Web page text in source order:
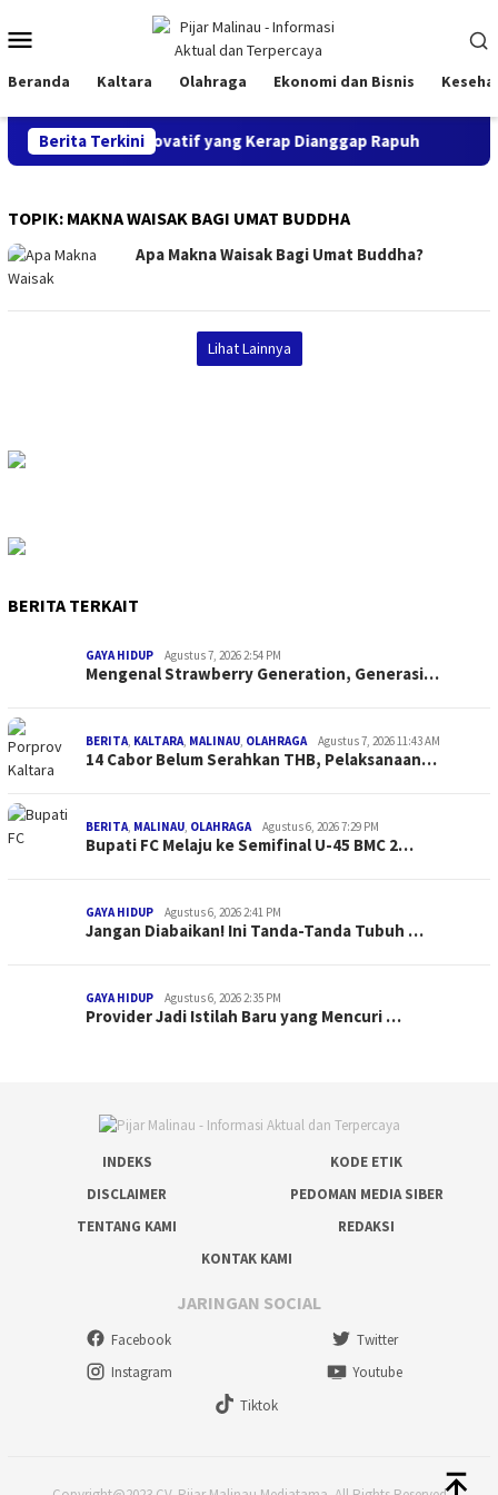
ke
Mobile
Beranda Kaltara Olahraga Ekonomi dan Bisnis
Berita Terkini
Generasi Inovatif yang Kerap Dianggap Rapuh
TOPIK: MAKNA WAISAK BAGI UMAT BUDDHA
Apa Makna Waisak Bagi Umat Buddha?
Lihat Lainnya
BERITA TERKAIT
GAYA HIDUP Agustus 7, 2026 2:54 PM
Mengenal Strawberry Generation, Generasi…
BERITA, KALTARA, MALINAU, OLAHRAGA Agustus 7, 2026 11:43 AM
14 Cabor Belum Serahkan THB, Pelaksanaan…
BERITA, MALINAU, OLAHRAGA Agustus 6, 2026 7:29 PM
Bupati FC Melaju ke Semifinal U-45 BMC 2…
GAYA HIDUP Agustus 6, 2026 2:41 PM
Jangan Diabaikan! Ini Tanda-Tanda Tubuh …
GAYA HIDUP Agustus 6, 2026 2:35 PM
Provider Jadi Istilah Baru yang Mencuri …
INDEKS
KODE ETIK
DISCLAIMER
PEDOMAN MEDIA SIBER
TENTANG KAMI
REDAKSI
KONTAK KAMI
JARINGAN SOCIAL
Facebook
Twitter
Instagram
Youtube
Tiktok